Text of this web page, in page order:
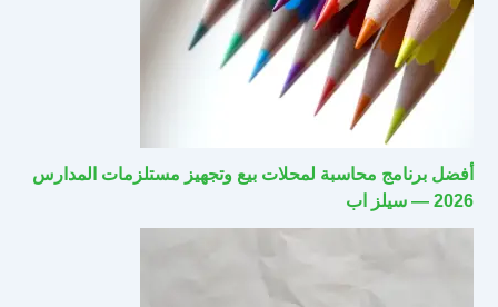
أفضل برنامج محاسبة لمحلات بيع وتجهيز مستلزمات المدارس
2026 — سيلز اب